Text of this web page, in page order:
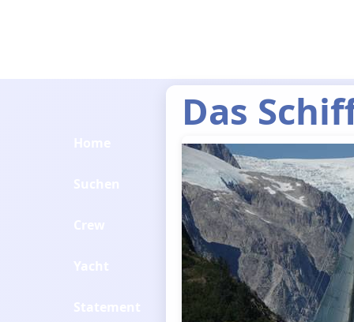
Das